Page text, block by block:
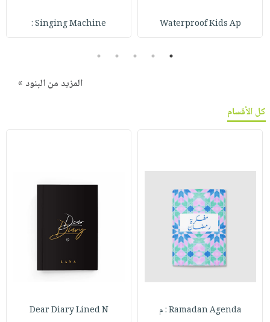
Waterproof Kids Ap
Singing Machine :
1
2
3
4
5
المزيد من البنود »
كل الأقسام
Ramadan Agenda : م Dear Diary Lined N